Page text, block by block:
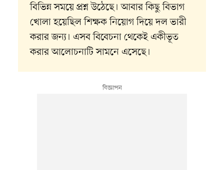
বিভিন্ন সময়ে প্রশ্ন উঠেছে। আবার কিছু বিভাগ
খোলা হয়েছিল শিক্ষক নিয়োগ দিয়ে দল ভারী
করার জন্য। এসব বিবেচনা থেকেই একীভূত
করার আলোচনাটি সামনে এসেছে।